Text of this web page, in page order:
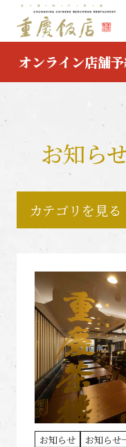
本文へ移動する
オンライン店舗
お知ら
カテゴリを見る
お知らせ お知らせ